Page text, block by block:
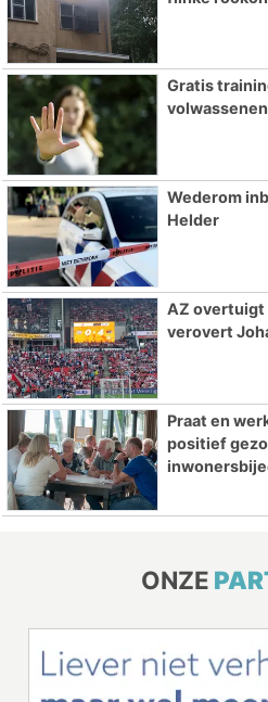
Gratis
Wederom
Helder
AZ overtuigt
verovert
Praat en
positief
ONZE